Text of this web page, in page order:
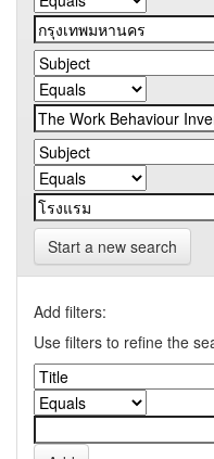
Start a new search
Add filters:
Use filters to refine the